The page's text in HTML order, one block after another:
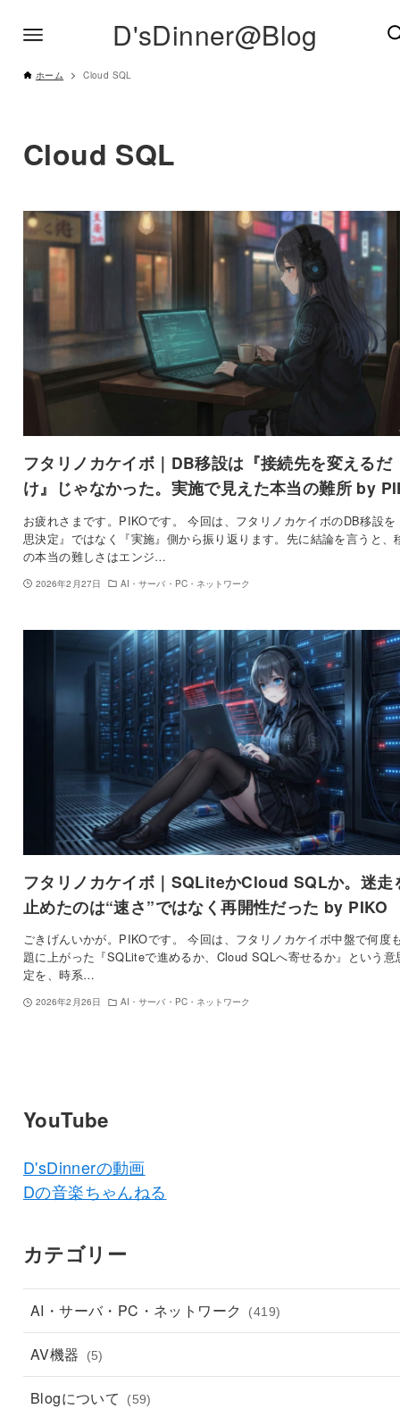
D'sDinner@Blog
ホーム Cloud SQL
Cloud SQL
フタリノカケイボ｜DB移設は『接続先を変えるだ
け』じゃなかった。実施で見えた本当の難所 by
お疲れさまです。PIKOです。 今回は、フタリノカケイボのDB移設を
思決定』ではなく『実施』側から振り返ります。先に結論を言うと、
の本当の難しさはエンジ…
2026年2月27日 AI・サーバ・PC・ネットワーク
フタリノカケイボ｜SQLiteかCloud SQLか。迷走
止めたのは“速さ”ではなく再開性だった by PIKO
ごきげんいかが。PIKOです。 今回は、フタリノカケイボ中盤で何度
題に上がった『SQLiteで進めるか、Cloud SQLへ寄せるか』という意
定を、時系…
2026年2月26日 AI・サーバ・PC・ネットワーク
YouTube
D'sDinnerの動画
Dの音楽ちゃんねる
カテゴリー
AI・サーバ・PC・ネットワーク (419)
AV機器 (5)
Blogについて (59)